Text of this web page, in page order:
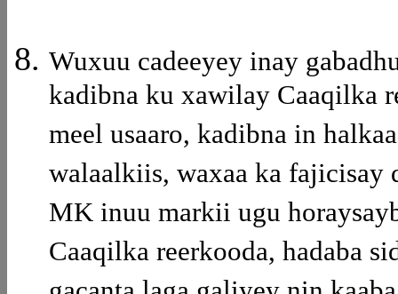
Wuxuu cadeeyey inay
kadibna ku xawilay Caaqilka
meel usaaro, kadibna in
walaalkiis, waxaa ka fajicisay
MK inuu markii ugu
Caaqilka reerkooda, hadaba